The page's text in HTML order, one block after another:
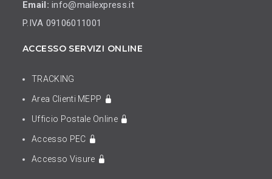
Email: info@mailexpress.it
P.IVA 09106011001
ACCESSO SERVIZI ONLINE
TRACKING
Area Clienti MEPP
Ufficio Postale Online
Accesso PEC
Accesso Visure